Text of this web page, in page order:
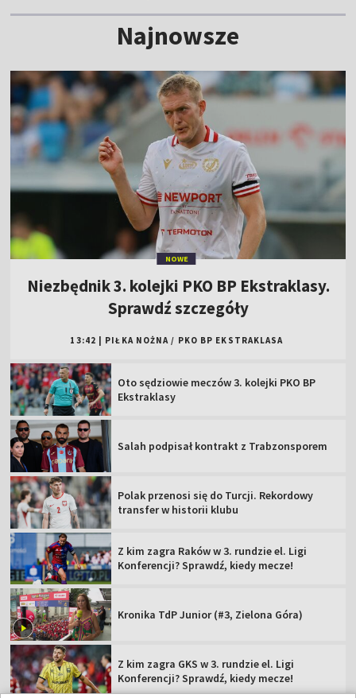
Najnowsze
NOWE
Niezbędnik 3. kolejki PKO BP Ekstraklasy.
Sprawdź szczegóły
13:42 PIŁKA NOŻNA / PKO BP EKSTRAKLASA
Oto sędziowie meczów 3. kolejki PKO BP
Ekstraklasy
Salah podpisał kontrakt z Trabzonsporem
Polak przenosi się do Turcji. Rekordowy
transfer w historii klubu
Z kim zagra Raków w 3. rundzie el. Ligi
Konferencji? Sprawdź, kiedy mecze!
Kronika TdP Junior (#3, Zielona Góra)
Z kim zagra GKS w 3. rundzie el. Ligi
Konferencji? Sprawdź, kiedy mecze!